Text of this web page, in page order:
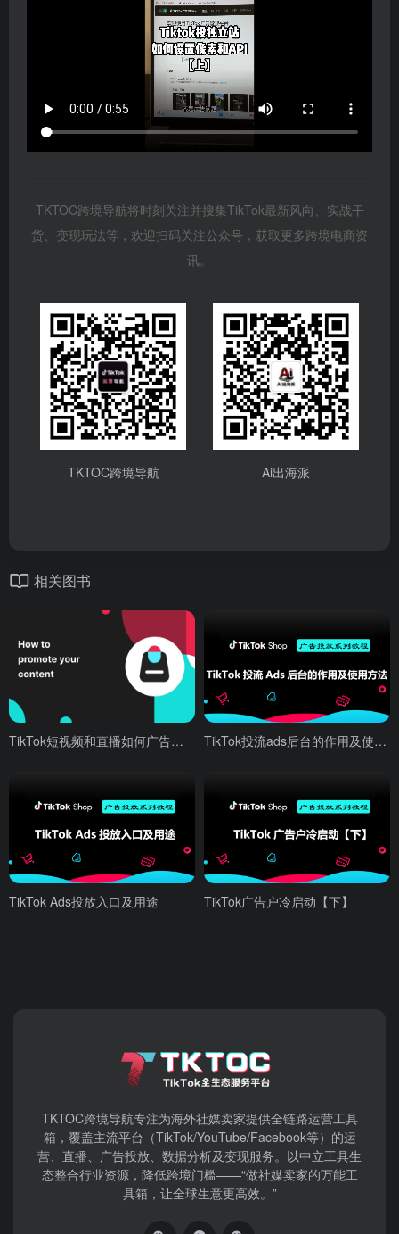
TKTOC跨境导航将时刻关注并搜集TikTok最新风向、实战干
货、变现玩法等，欢迎扫码关注公众号，获取更多跨境电商资
讯。
TKTOC跨境导航 Ai出海派
相关图书
TikTok短视频和直播如何广告投放 TikTok投流ads后台的作用及使用方法
TikTok Ads投放入口及用途 TikTok广告户冷启动【下】
TKTOC跨境导航​专注为海外社媒卖家提供全链路运营工具
箱，覆盖主流平台（TikTok/YouTube/Facebook等）​的运
营、直播、广告投放、数据分析及变现服务。以中立工具生
态整合行业资源，降低跨境门槛——“做社媒卖家的万能工
具箱，让全球生意更高效。”